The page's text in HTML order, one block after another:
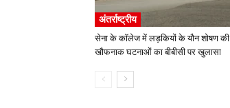
अंतर्राष्ट्रीय
सेना के कॉलेज में लड़कियों के यौन शोषण की
खौफनाक घटनाओं का बीबीसी पर खुलासा